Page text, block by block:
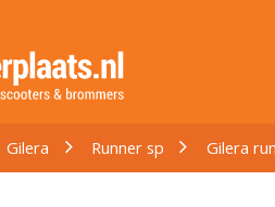
Gilera Runner sp Gilera